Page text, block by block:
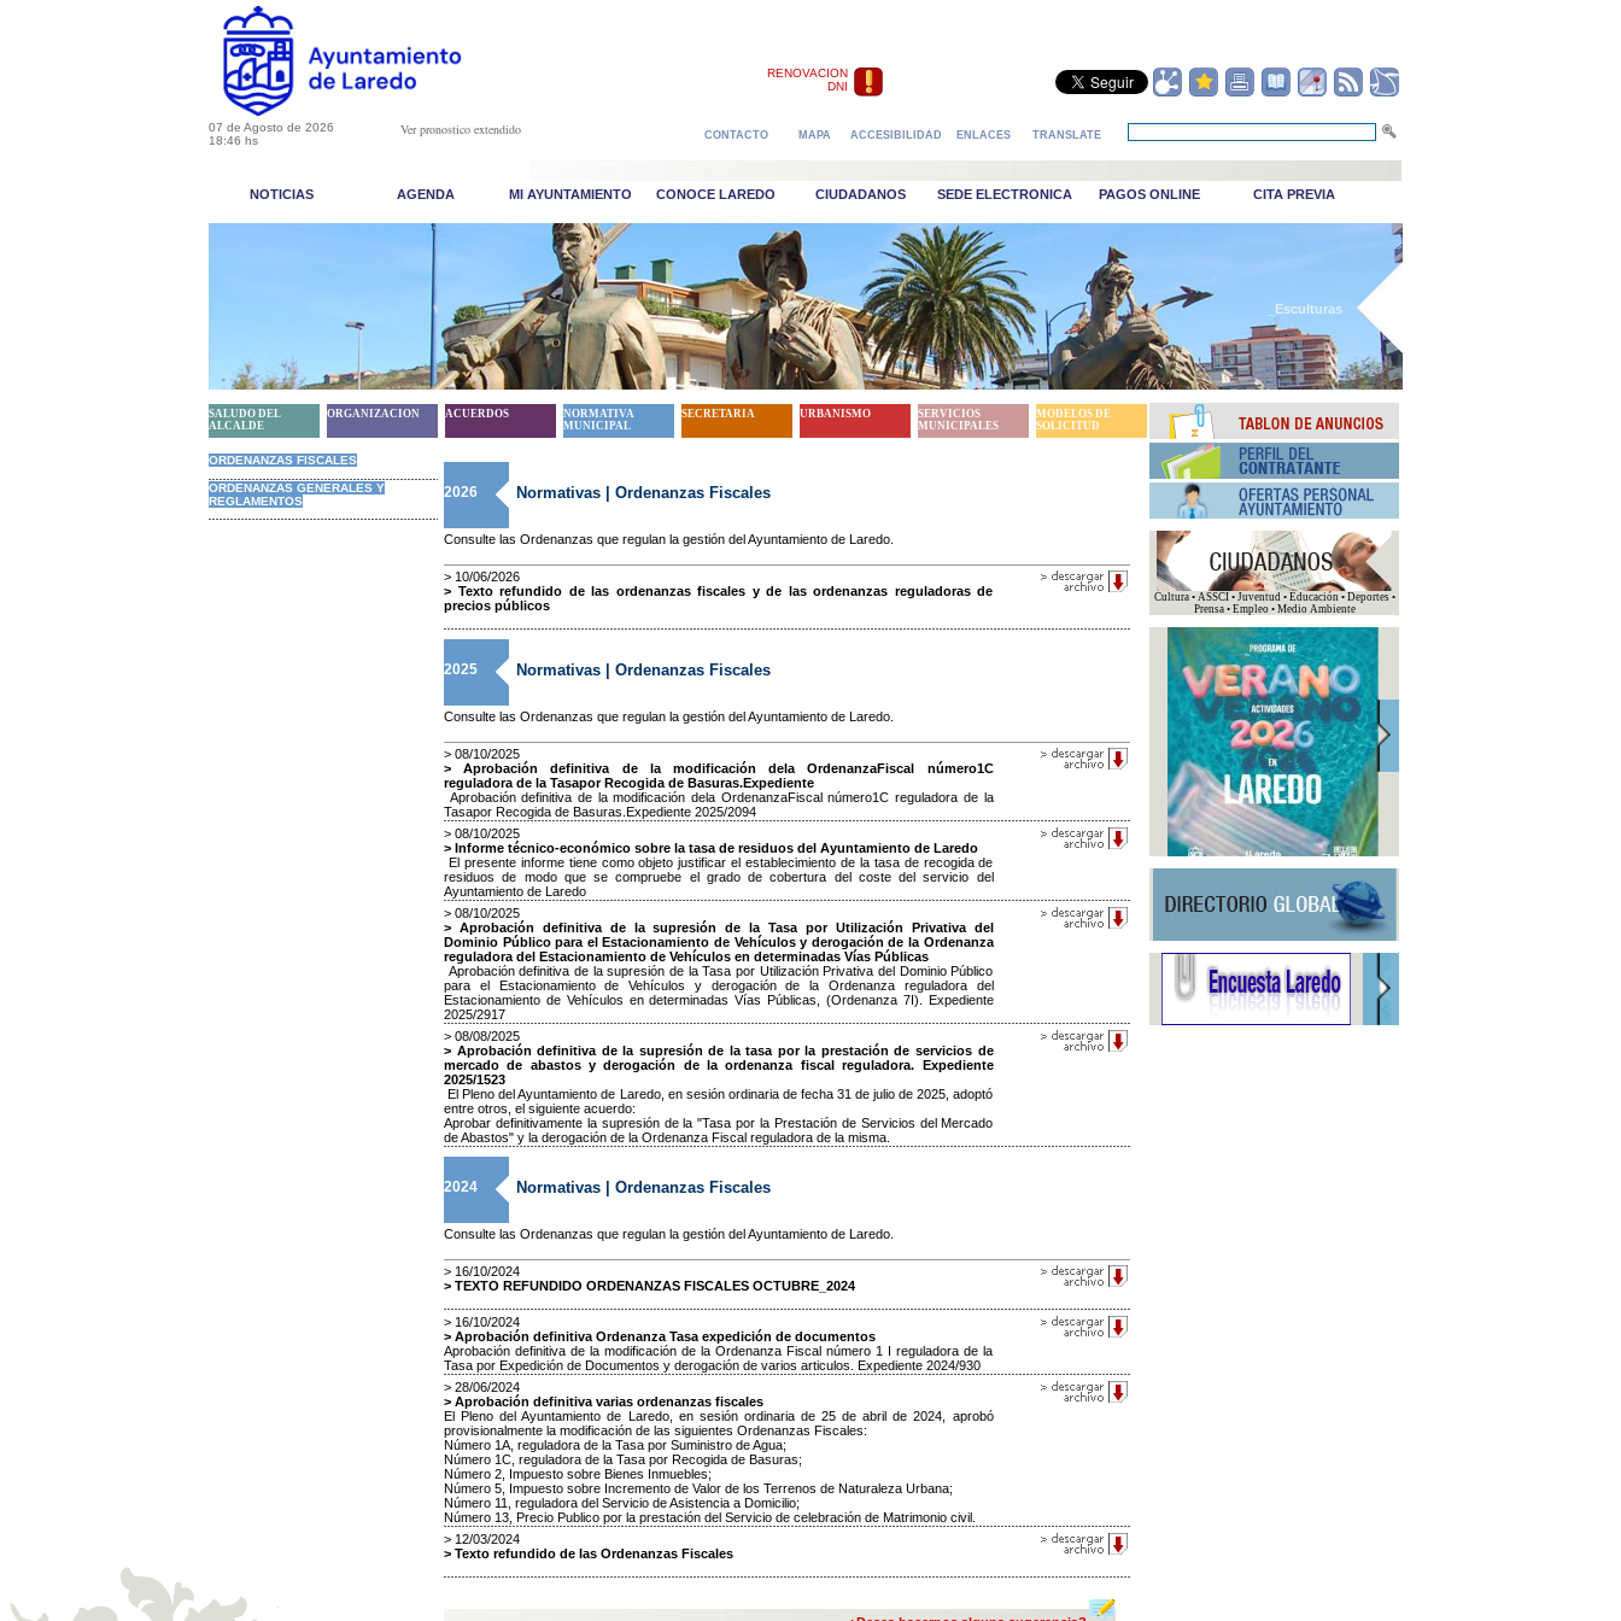
RENOVACION
DNI
07 de Agosto de 2026
18:46 hs
Ver pronostico extendido CONTACTO MAPA ACCESIBILIDAD ENLACES TRANSLATE
NOTICIAS AGENDA MI AYUNTAMIENTO CONOCE LAREDO CIUDADANOS SEDE ELECTRONICA PAGOS ONLINE CITA PREVIA
_Esculturas
SALUDO DEL
ALCALDE
ORGANIZACION ACUERDOS
NORMATIVA
MUNICIPAL
SECRETARIA URBANISMO
SERVICIOS
MUNICIPALES
MODELOS DE
SOLICITUD
ORDENANZAS FISCALES
ORDENANZAS GENERALES Y
REGLAMENTOS
2026 Normativas | Ordenanzas Fiscales
Consulte las Ordenanzas que regulan la gestión del Ayuntamiento de Laredo.
> 10/06/2026
> Texto refundido de las ordenanzas fiscales y de las ordenanzas reguladoras de
precios públicos
2025 Normativas | Ordenanzas Fiscales
Consulte las Ordenanzas que regulan la gestión del Ayuntamiento de Laredo.
> 08/10/2025
> Aprobación definitiva de la modificación dela OrdenanzaFiscal número1C
reguladora de la Tasapor Recogida de Basuras.Expediente
Aprobación definitiva de la modificación dela OrdenanzaFiscal número1C reguladora de la
Tasapor Recogida de Basuras.Expediente 2025/2094
> 08/10/2025
> Informe técnico-económico sobre la tasa de residuos del Ayuntamiento de Laredo
El presente informe tiene como objeto justificar el establecimiento de la tasa de recogida de
residuos de modo que se compruebe el grado de cobertura del coste del servicio del
Ayuntamiento de Laredo
> 08/10/2025
> Aprobación definitiva de la supresión de la Tasa por Utilización Privativa del
Dominio Público para el Estacionamiento de Vehículos y derogación de la Ordenanza
reguladora del Estacionamiento de Vehículos en determinadas Vías Públicas
Aprobación definitiva de la supresión de la Tasa por Utilización Privativa del Dominio Público
para el Estacionamiento de Vehículos y derogación de la Ordenanza reguladora del
Estacionamiento de Vehículos en determinadas Vías Públicas, (Ordenanza 7I). Expediente
2025/2917
> 08/08/2025
> Aprobación definitiva de la supresión de la tasa por la prestación de servicios de
mercado de abastos y derogación de la ordenanza fiscal reguladora. Expediente
2025/1523
El Pleno del Ayuntamiento de Laredo, en sesión ordinaria de fecha 31 de julio de 2025, adoptó
entre otros, el siguiente acuerdo:
Aprobar definitivamente la supresión de la "Tasa por la Prestación de Servicios del Mercado
de Abastos" y la derogación de la Ordenanza Fiscal reguladora de la misma.
2024 Normativas | Ordenanzas Fiscales
Consulte las Ordenanzas que regulan la gestión del Ayuntamiento de Laredo.
> 16/10/2024
> TEXTO REFUNDIDO ORDENANZAS FISCALES OCTUBRE_2024
> 16/10/2024
> Aprobación definitiva Ordenanza Tasa expedición de documentos
Aprobación definitiva de la modificación de la Ordenanza Fiscal número 1 I reguladora de la
Tasa por Expedición de Documentos y derogación de varios articulos. Expediente 2024/930
> 28/06/2024
> Aprobación definitiva varias ordenanzas fiscales
El Pleno del Ayuntamiento de Laredo, en sesión ordinaria de 25 de abril de 2024, aprobó
provisionalmente la modificación de las siguientes Ordenanzas Fiscales:
Número 1A, reguladora de la Tasa por Suministro de Agua;
Número 1C, reguladora de la Tasa por Recogida de Basuras;
Número 2, Impuesto sobre Bienes Inmuebles;
Número 5, Impuesto sobre Incremento de Valor de los Terrenos de Naturaleza Urbana;
Número 11, reguladora del Servicio de Asistencia a Domicilio;
Número 13, Precio Publico por la prestación del Servicio de celebración de Matrimonio civil.
> 12/03/2024
> Texto refundido de las Ordenanzas Fiscales
Cultura • ASSCI • Juventud • Educación • Deportes •
Prensa • Empleo • Medio Ambiente